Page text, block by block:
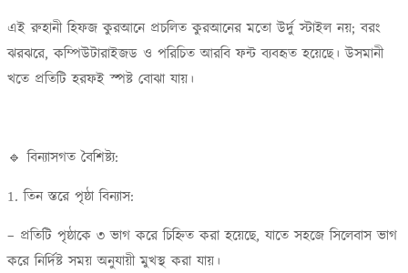
এই রুহানী হিফজ কুরআনে প্রচলিত কুরআনের মতো উর্দু স্টাইল নয়; বরং
ঝরঝরে, কম্পিউটারাইজড ও পরিচিত আরবি ফন্ট ব্যবহৃত হয়েছে। উসমানী
খতে প্রতিটি হরফই স্পষ্ট বোঝা যায়।
🔹 বিন্যাসগত বৈশিষ্ট্য:
1. তিন স্তরে পৃষ্ঠা বিন্যাস:
– প্রতিটি পৃষ্ঠাকে ৩ ভাগ করে চিহ্নিত করা হয়েছে, যাতে সহজে সিলেবাস ভাগ
করে নির্দিষ্ট সময় অনুযায়ী মুখস্থ করা যায়।